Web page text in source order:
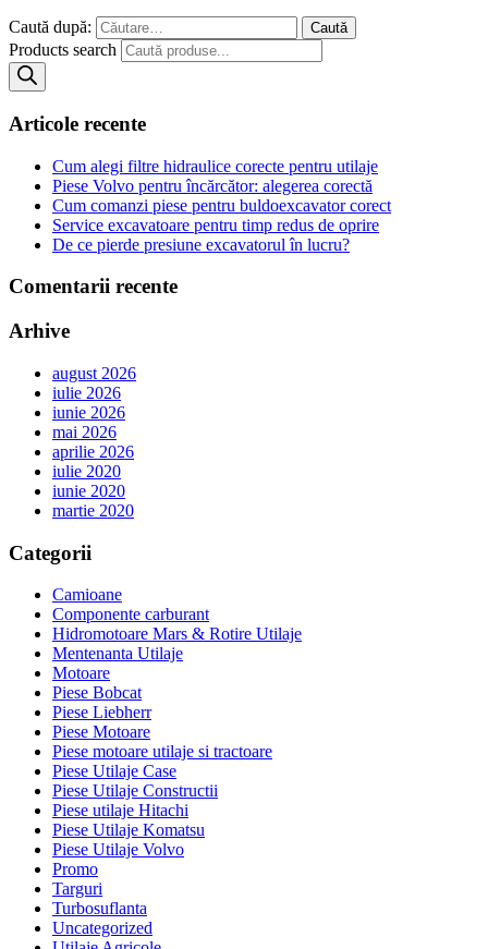
Caută după:
Products search
Articole recente
Cum alegi filtre hidraulice corecte pentru utilaje
Piese Volvo pentru încărcător: alegerea corectă
Cum comanzi piese pentru buldoexcavator corect
Service excavatoare pentru timp redus de oprire
De ce pierde presiune excavatorul în lucru?
Comentarii recente
Arhive
august 2026
iulie 2026
iunie 2026
mai 2026
aprilie 2026
iulie 2020
iunie 2020
martie 2020
Categorii
Camioane
Componente carburant
Hidromotoare Mars & Rotire Utilaje
Mentenanta Utilaje
Motoare
Piese Bobcat
Piese Liebherr
Piese Motoare
Piese motoare utilaje si tractoare
Piese Utilaje Case
Piese Utilaje Constructii
Piese utilaje Hitachi
Piese Utilaje Komatsu
Piese Utilaje Volvo
Promo
Targuri
Turbosuflanta
Uncategorized